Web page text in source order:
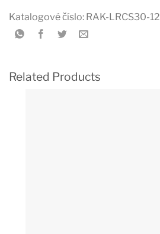
Katalogové číslo: RAK-LRCS30-12
Related Products